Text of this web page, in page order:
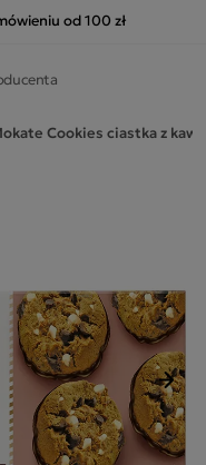
od 100 zł
Cookies ciastka z